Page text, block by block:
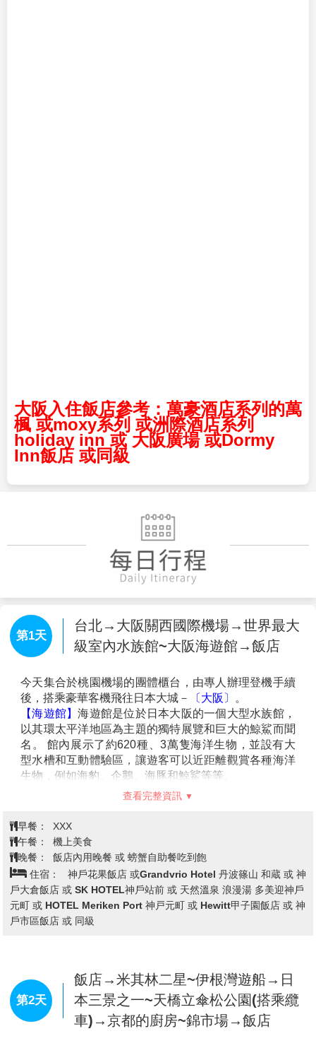
大阪入住飯店參考：萬豪酒店系列的萬
楓 或moxy系列 或洲際酒店系列
holiday inn 或 大阪廣場 或Dormy
Inn飯店 或同級
第1天
台北→大阪關西國際機場→世界最大
級室內水族館~大阪海遊館→飯店